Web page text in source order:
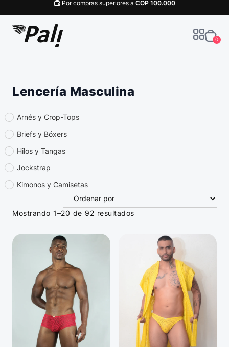
Por compras superiores a COP100.000
0
Lencería Masculina
Arnés y Crop-Tops
Briefs y Bóxers
Hilos y Tangas
Jockstrap
Kimonos y Camisetas
Mostrando 1–20 de 92 resultados